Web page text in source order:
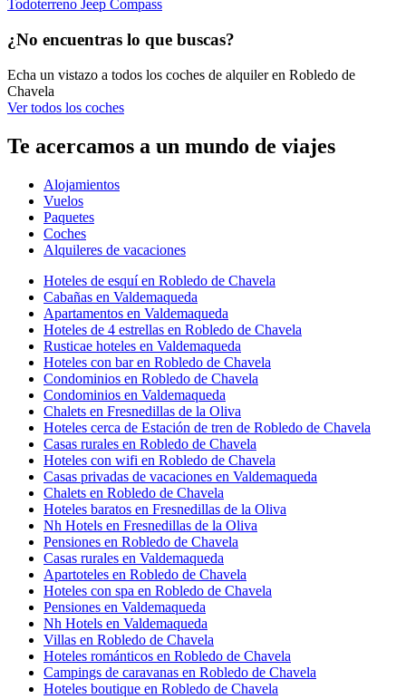
Todoterreno Jeep Compass
¿No encuentras lo que buscas?
Echa un vistazo a todos los coches de alquiler en Robledo de
Chavela
Ver todos los coches
Te acercamos a un mundo de viajes
Alojamientos
Vuelos
Paquetes
Coches
Alquileres de vacaciones
Hoteles de esquí en Robledo de Chavela
Cabañas en Valdemaqueda
Apartamentos en Valdemaqueda
Hoteles de 4 estrellas en Robledo de Chavela
Rusticae hoteles en Valdemaqueda
Hoteles con bar en Robledo de Chavela
Condominios en Robledo de Chavela
Condominios en Valdemaqueda
Chalets en Fresnedillas de la Oliva
Hoteles cerca de Estación de tren de Robledo de Chavela
Casas rurales en Robledo de Chavela
Hoteles con wifi en Robledo de Chavela
Casas privadas de vacaciones en Valdemaqueda
Chalets en Robledo de Chavela
Hoteles baratos en Fresnedillas de la Oliva
Nh Hotels en Fresnedillas de la Oliva
Pensiones en Robledo de Chavela
Casas rurales en Valdemaqueda
Apartoteles en Robledo de Chavela
Hoteles con spa en Robledo de Chavela
Pensiones en Valdemaqueda
Nh Hotels en Valdemaqueda
Villas en Robledo de Chavela
Hoteles románticos en Robledo de Chavela
Campings de caravanas en Robledo de Chavela
Hoteles boutique en Robledo de Chavela